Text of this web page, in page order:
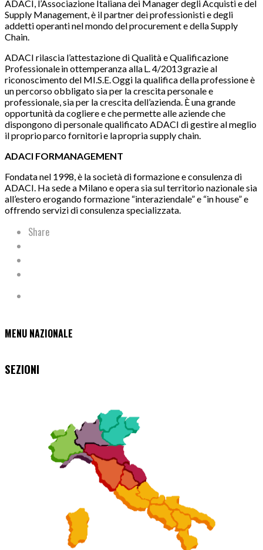
ADACI, l’Associazione Italiana dei Manager degli Acquisti e del
Supply Management, è il partner dei professionisti e degli
addetti operanti nel mondo del procurement e della Supply
Chain.
ADACI rilascia l’attestazione di Qualità e Qualificazione
Professionale in ottemperanza alla L. 4/2013 grazie al
riconoscimento del MI.S.E. Oggi la qualifica della professione è
un percorso obbligato sia per la crescita personale e
professionale, sia per la crescita dell’azienda. È una grande
opportunità da cogliere e che permette alle aziende che
dispongono di personale qualificato ADACI di gestire al meglio
il proprio parco fornitori e la propria supply chain.
ADACI FORMANAGEMENT
Fondata nel 1998, è la società di formazione e consulenza di
ADACI. Ha sede a Milano e opera sia sul territorio nazionale sia
all’estero erogando formazione “interaziendale” e “in house” e
offrendo servizi di consulenza specializzata.
Share
MENU NAZIONALE
SEZIONI